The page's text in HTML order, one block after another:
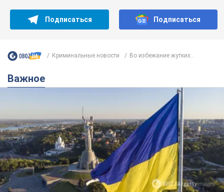
Подписаться Подписаться
Криминальные новости Во избежание жутких...
Важное